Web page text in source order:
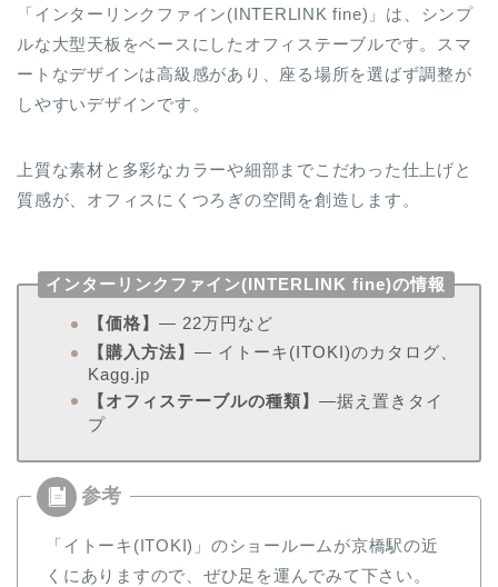
「インターリンクファイン(INTERLINK fine)」は、シンプ
ルな大型天板をベースにしたオフィステーブルです。スマ
ートなデザインは高級感があり、座る場所を選ばず調整が
しやすいデザインです。
上質な素材と多彩なカラーや細部までこだわった仕上げと
質感が、オフィスにくつろぎの空間を創造します。
インターリンクファイン(INTERLINK fine)の情報
【価格】 ― 22万円など
【購入方法】 ― イトーキ(ITOKI)のカタログ、
Kagg.jp
【オフィステーブルの種類】 ―据え置きタイ
プ
「イトーキ(ITOKI)」のショールームが京橋駅の近
くにありますので、ぜひ足を運んでみて下さい。